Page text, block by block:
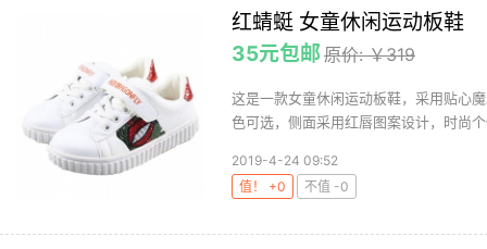
红蜻蜓 女童休闲运动板鞋
35元包邮原价: ￥319
这是一款女童休闲运动板鞋，采用贴心
色可选，侧面采用红唇图案设计，时尚
2019-4-24 09:52
值！ +0
不值 -0